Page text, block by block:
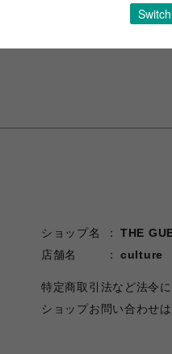
ショップ名
THE
店舗名
culture
特定商取引法など法令
ショップお問い合わせは